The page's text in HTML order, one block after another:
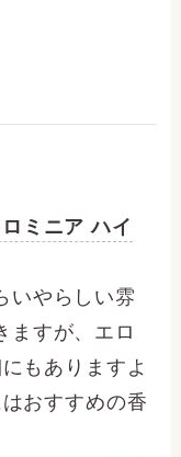
ミニア ハイ
いやらしい雰
ますが、エロ
もありますよ
おすすめの香